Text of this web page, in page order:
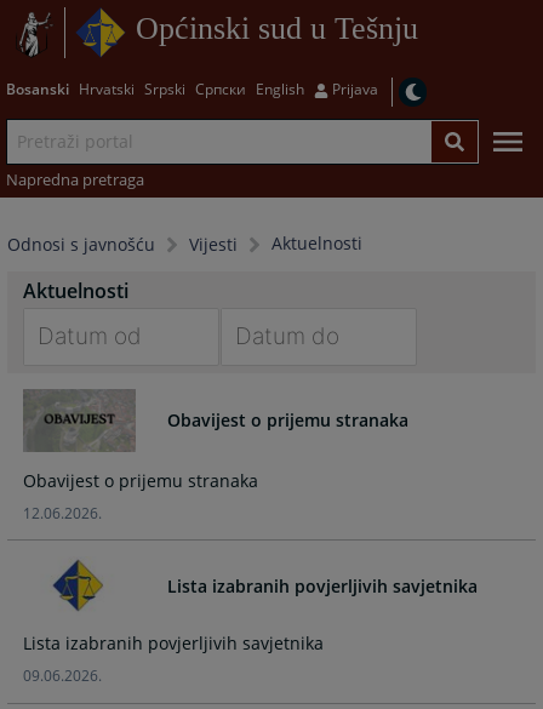
Općinski sud u Tešnju
Bosanski Hrvatski Srpski Српски English Prijava
Napredna pretraga
Odnosi s javnošću Vijesti Aktuelnosti
Aktuelnosti
forward
interact
with
the
calendar
select
date.
Press
to
with
calendar
select
date.
Obavijest o prijemu stranaka
Obavijest o prijemu stranaka
12.06.2026.
Lista izabranih povjerljivih savjetnika
Lista izabranih povjerljivih savjetnika
09.06.2026.